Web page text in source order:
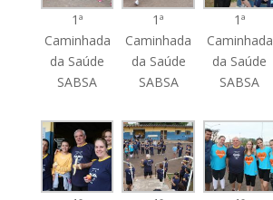
1ª
Caminhada
da Saúde
SABSA
1ª
Caminhada
da Saúde
SABSA
1ª
Caminhada
da Saúde
SABSA